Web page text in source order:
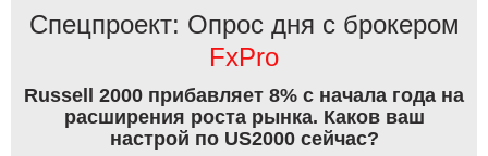
Спецпроект: Опрос дня с брокером
FxPro
Russell 2000 прибавляет 8% с начала года на
расширения роста рынка. Каков ваш
настрой по US2000 сейчас?